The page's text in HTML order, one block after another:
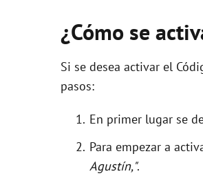
¿Cómo se
Si se desea activar el
pasos:
En primer lugar se
Para empezar a
Agustín,".